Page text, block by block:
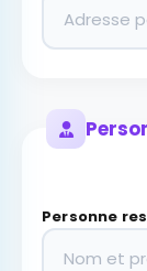
Personne